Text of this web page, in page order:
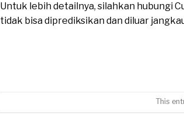
Untuk lebih detailnya, silahkan hubungi
tidak bisa diprediksikan dan diluar
This